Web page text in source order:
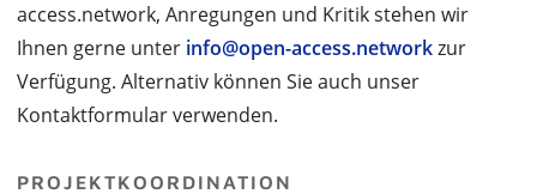
access.network, Anregungen und Kritik stehen wir
Ihnen gerne unter info@open-access.networkzur
Verfügung. Alternativ können Sie auch unser
Kontaktformular verwenden.
PROJEKTKOORDINATION